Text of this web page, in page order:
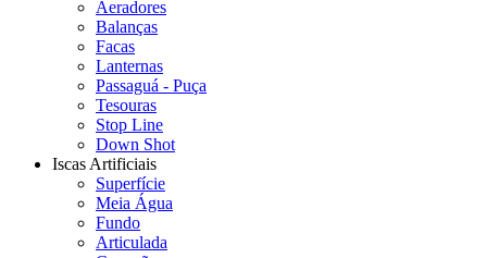
Aeradores
Balanças
Facas
Lanternas
Passaguá - Puça
Tesouras
Stop Line
Down Shot
Iscas Artificiais
Superfície
Meia Água
Fundo
Articulada